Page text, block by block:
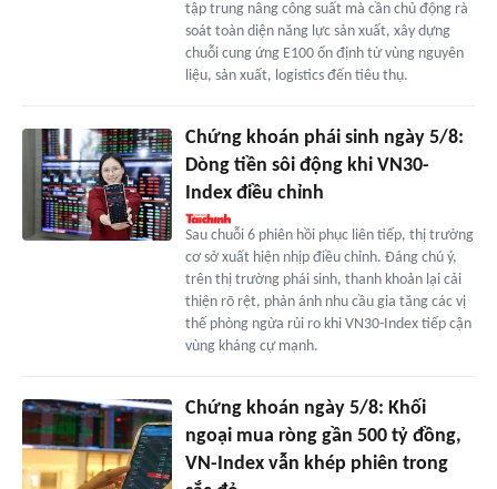
tập trung nâng công suất mà cần chủ động rà
soát toàn diện năng lực sản xuất, xây dựng
chuỗi cung ứng E100 ổn định từ vùng nguyên
liệu, sản xuất, logistics đến tiêu thụ.
Chứng khoán phái sinh ngày 5/8:
Dòng tiền sôi động khi VN30-
Index điều chỉnh
Sau chuỗi 6 phiên hồi phục liên tiếp, thị trường
cơ sở xuất hiện nhịp điều chỉnh. Đáng chú ý,
trên thị trường phái sinh, thanh khoản lại cải
thiện rõ rệt, phản ánh nhu cầu gia tăng các vị
thế phòng ngừa rủi ro khi VN30-Index tiếp cận
vùng kháng cự mạnh.
Chứng khoán ngày 5/8: Khối
ngoại mua ròng gần 500 tỷ đồng,
VN-Index vẫn khép phiên trong